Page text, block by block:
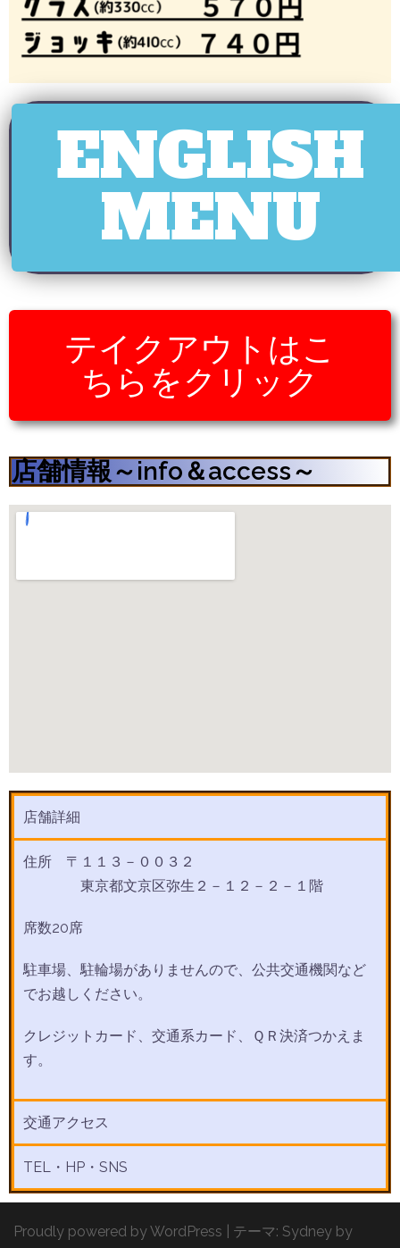
ENGLISH
MENU
テイクアウトはこ
ちらをクリック
店舗情報～info＆access～
店舗詳細
住所 〒１１３－００３２
東京都文京区弥生２－１２－２－１階
席数20席
駐車場、駐輪場がありませんので、公共交通機関など
でお越しください。
クレジットカード、交通系カード、ＱＲ決済つかえま
す。
交通アクセス
TEL・HP・SNS
Proudly powered by WordPress テーマ: Sydney by